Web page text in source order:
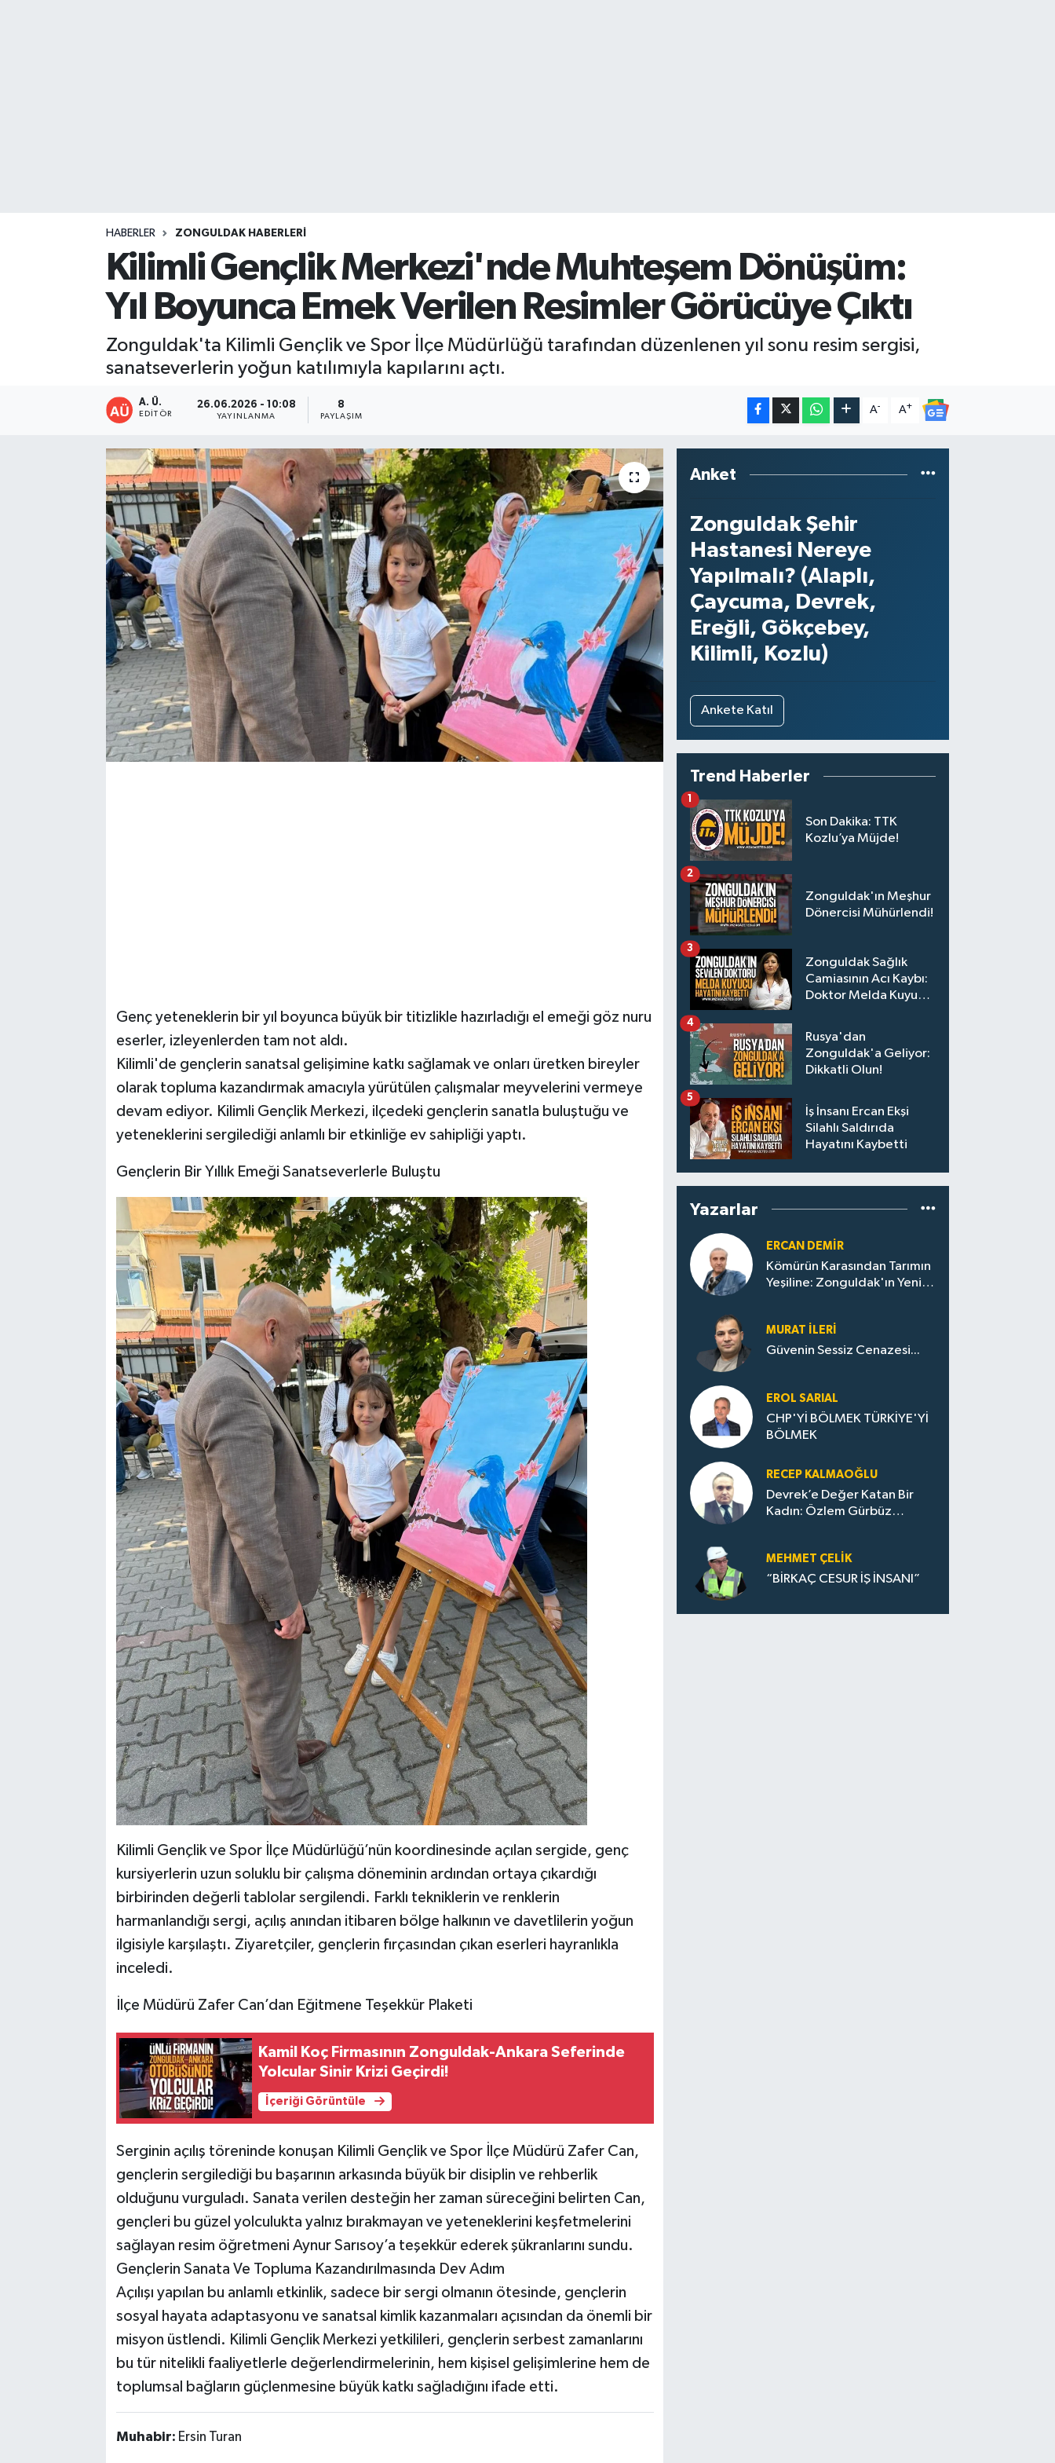
HABERLER ZONGULDAK HABERLERI
Kilimli Gençlik Merkezi'nde Muhteşem Dönüşüm:
Yıl Boyunca Emek Verilen Resimler Görücüye Çıktı
Zonguldak'ta Kilimli Gençlik ve Spor İlçe Müdürlüğü tarafından düzenlenen yıl sonu resim sergisi,
sanatseverlerin yoğun katılımıyla kapılarını açtı.
A. Ü.
EDITÖR
26.06.2026 - 10:08
YAYINLANMA
8
PAYLAŞIM
A- A+
Genç yeteneklerin bir yıl boyunca büyük bir titizlikle hazırladığı el emeği göz nuru
eserler, izleyenlerden tam not aldı.
​Kilimli'de gençlerin sanatsal gelişimine katkı sağlamak ve onları üretken bireyler
olarak topluma kazandırmak amacıyla yürütülen çalışmalar meyvelerini vermeye
devam ediyor. Kilimli Gençlik Merkezi, ilçedeki gençlerin sanatla buluştuğu ve
yeteneklerini sergilediği anlamlı bir etkinliğe ev sahipliği yaptı.
​Gençlerin Bir Yıllık Emeği Sanatseverlerle Buluştu
​Kilimli Gençlik ve Spor İlçe Müdürlüğü’nün koordinesinde açılan sergide, genç
kursiyerlerin uzun soluklu bir çalışma döneminin ardından ortaya çıkardığı
birbirinden değerli tablolar sergilendi. Farklı tekniklerin ve renklerin
harmanlandığı sergi, açılış anından itibaren bölge halkının ve davetlilerin yoğun
ilgisiyle karşılaştı. Ziyaretçiler, gençlerin fırçasından çıkan eserleri hayranlıkla
inceledi.
​İlçe Müdürü Zafer Can’dan Eğitmene Teşekkür Plaketi
Kamil Koç Firmasının Zonguldak-Ankara Seferinde
Yolcular Sinir Krizi Geçirdi!
İçeriği Görüntüle
​Serginin açılış töreninde konuşan Kilimli Gençlik ve Spor İlçe Müdürü Zafer Can,
gençlerin sergilediği bu başarının arkasında büyük bir disiplin ve rehberlik
olduğunu vurguladı. Sanata verilen desteğin her zaman süreceğini belirten Can,
gençleri bu güzel yolculukta yalnız bırakmayan ve yeteneklerini keşfetmelerini
sağlayan resim öğretmeni Aynur Sarısoy’a teşekkür ederek şükranlarını sundu.
​Gençlerin Sanata Ve Topluma Kazandırılmasında Dev Adım
​Açılışı yapılan bu anlamlı etkinlik, sadece bir sergi olmanın ötesinde, gençlerin
sosyal hayata adaptasyonu ve sanatsal kimlik kazanmaları açısından da önemli bir
misyon üstlendi. Kilimli Gençlik Merkezi yetkilileri, gençlerin serbest zamanlarını
bu tür nitelikli faaliyetlerle değerlendirmelerinin, hem kişisel gelişimlerine hem de
toplumsal bağların güçlenmesine büyük katkı sağladığını ifade etti.
Muhabir: Ersin Turan
Anket
Zonguldak Şehir
Hastanesi Nereye
Yapılmalı? (Alaplı,
Çaycuma, Devrek,
Ereğli, Gökçebey,
Kilimli, Kozlu)
Ankete Katıl
Trend Haberler
Son Dakika: TTK
Kozlu’ya Müjde!
1
Zonguldak'ın Meşhur
Dönercisi Mühürlendi!
2
Zonguldak Sağlık
Camiasının Acı Kaybı:
Doktor Melda Kuyucu
3
Rusya'dan
Zonguldak'a Geliyor:
Dikkatli Olun!
4
İş İnsanı Ercan Ekşi
Silahlı Saldırıda
Hayatını Kaybetti
5
Yazarlar
ERCAN DEMIR
Kömürün Karasından Tarımın
Yeşiline: Zonguldak'ın Yeni
MURAT İLERI
Güvenin Sessiz Cenazesi...
EROL SARIAL
CHP'Yİ BÖLMEK TÜRKİYE'Yİ
BÖLMEK
RECEP KALMAOĞLU
Devrek’e Değer Katan Bir
Kadın: Özlem Gürbüz
MEHMET ÇELIK
“BİRKAÇ CESUR İŞ İNSANI”
KASTAMONU